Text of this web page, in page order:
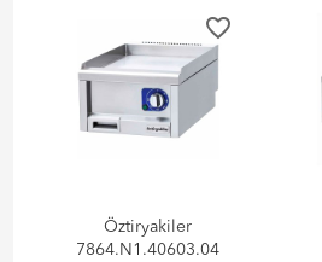
favorite_border
Öztiryakiler
7864.N1.40603.04